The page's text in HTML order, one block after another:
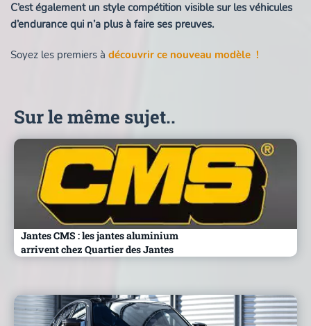
C’est également un style compétition visible sur les véhicules
d’endurance qui n’a plus à faire ses preuves.
Soyez les premiers à découvrir ce nouveau modèle !
Sur le même sujet..
Jantes CMS : les jantes aluminium
arrivent chez Quartier des Jantes